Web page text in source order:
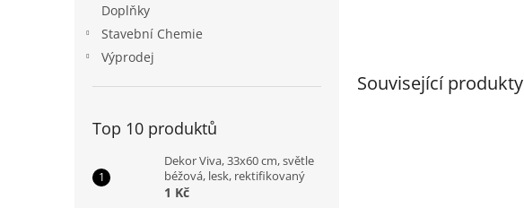
Doplňky
Stavební Chemie
Výprodej
Top 10 produktů
Dekor Viva, 33x60 cm, světle
béžová, lesk, rektifikovaný
1 Kč
Související produkty